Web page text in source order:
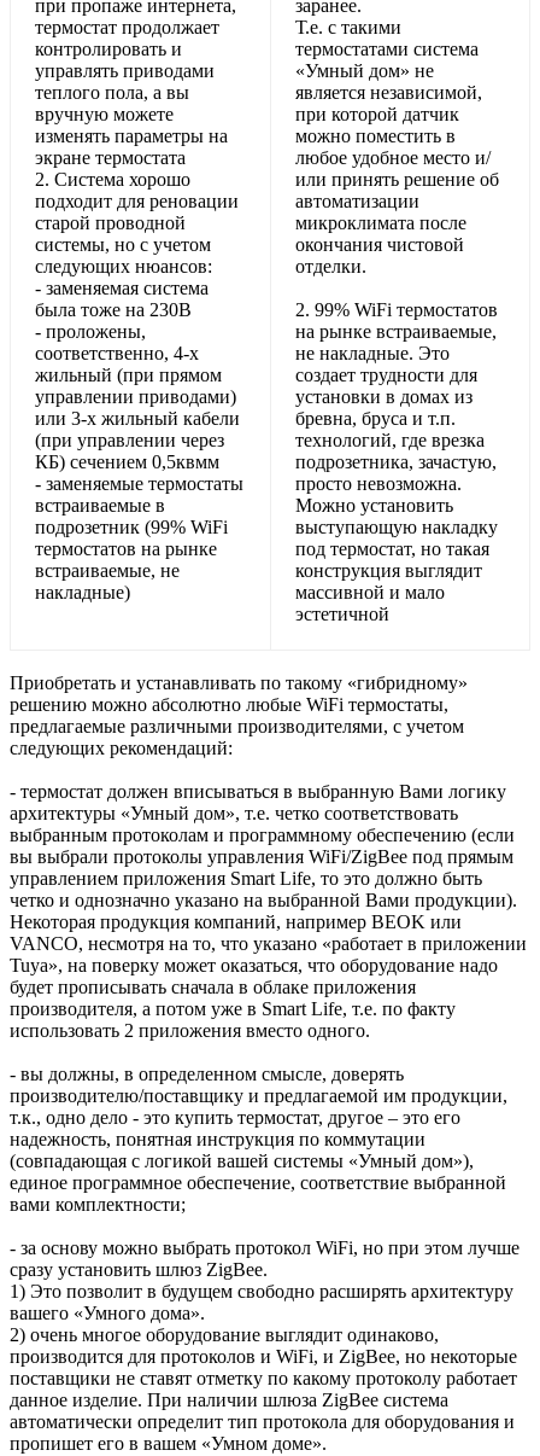
при пропаже интернета,
термостат продолжает
контролировать и
управлять приводами
теплого пола, а вы
вручную можете
изменять параметры на
экране термостата
2. Система хорошо
подходит для реновации
старой проводной
системы, но с учетом
следующих нюансов:
- заменяемая система
была тоже на 230В
- проложены,
соответственно, 4-х
жильный (при прямом
управлении приводами)
или 3-х жильный кабели
(при управлении через
КБ) сечением 0,5квмм
- заменяемые термостаты
встраиваемые в
подрозетник (99% WiFi
термостатов на рынке
встраиваемые, не
накладные)
заранее.
Т.е. с такими
термостатами система
«Умный дом» не
является независимой,
при которой датчик
можно поместить в
любое удобное место и/
или принять решение об
автоматизации
микроклимата после
окончания чистовой
отделки.
2. 99% WiFi термостатов
на рынке встраиваемые,
не накладные. Это
создает трудности для
установки в домах из
бревна, бруса и т.п.
технологий, где врезка
подрозетника, зачастую,
просто невозможна.
Можно установить
выступающую накладку
под термостат, но такая
конструкция выглядит
массивной и мало
эстетичной
Приобретать и устанавливать по такому «гибридному»
решению можно абсолютно любые WiFi термостаты,
предлагаемые различными производителями, с учетом
следующих рекомендаций:
- термостат должен вписываться в выбранную Вами логику
архитектуры «Умный дом», т.е. четко соответствовать
выбранным протоколам и программному обеспечению (если
вы выбрали протоколы управления WiFi/ZigBee под прямым
управлением приложения Smart Life, то это должно быть
четко и однозначно указано на выбранной Вами продукции).
Некоторая продукция компаний, например BEOK или
VANCO, несмотря на то, что указано «работает в приложении
Tuya», на поверку может оказаться, что оборудование надо
будет прописывать сначала в облаке приложения
производителя, а потом уже в Smart Life, т.е. по факту
использовать 2 приложения вместо одного.
- вы должны, в определенном смысле, доверять
производителю/поставщику и предлагаемой им продукции,
т.к., одно дело - это купить термостат, другое – это его
надежность, понятная инструкция по коммутации
(совпадающая с логикой вашей системы «Умный дом»),
единое программное обеспечение, соответствие выбранной
вами комплектности;
- за основу можно выбрать протокол WiFi, но при этом лучше
сразу установить шлюз ZigBee.
1) Это позволит в будущем свободно расширять архитектуру
вашего «Умного дома».
2) очень многое оборудование выглядит одинаково,
производится для протоколов и WiFi, и ZigBee, но некоторые
поставщики не ставят отметку по какому протоколу работает
данное изделие. При наличии шлюза ZigBee система
автоматически определит тип протокола для оборудования и
пропишет его в вашем «Умном доме».